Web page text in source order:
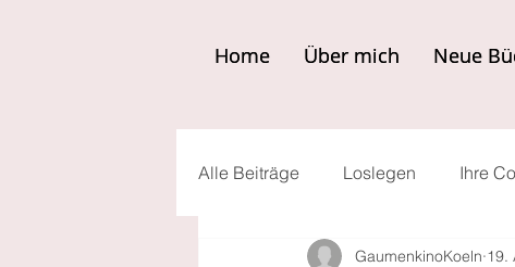
Home Über mich Neue
Home Über mich Neue
Alle Beiträge Loslegen Ihre
GaumenkinoKoeln 19.